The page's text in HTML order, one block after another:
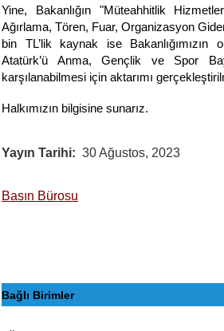
Yine, Bakanlığın "Müteahhitlik
Ağırlama, Tören, Fuar, Organizasyon
bin TL’lik kaynak ise Bakanlığımızın
Atatürk’ü Anma, Gençlik ve Spor
karşılanabilmesi için aktarımı
Halkımızın bilgisine sunarız.
Yayın Tarihi 30 Ağustos, 2023
Basın Bürosu
Bağlı Birimler